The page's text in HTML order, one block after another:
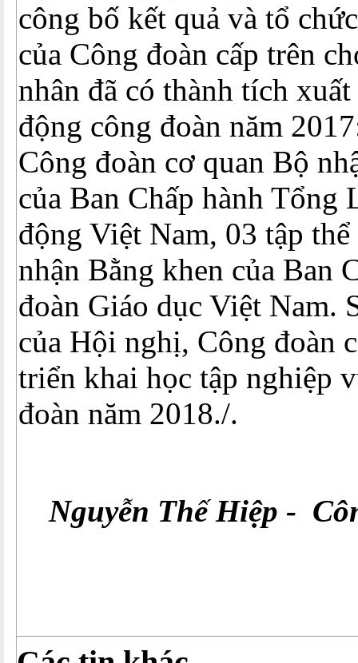
công bố kết quả và tổ
của Công đoàn cấp trên
nhân đã có thành tích
động công đoàn năm
Công đoàn cơ quan Bộ
của Ban Chấp hành Tổng
động Việt Nam, 03 tập thể
nhận Bằng khen của Ban
đoàn Giáo dục Việt Nam.
của Hội nghị, Công đoàn
triển khai học tập nghiệp
đoàn năm 2018./.
Nguyễn Thế Hiệp -